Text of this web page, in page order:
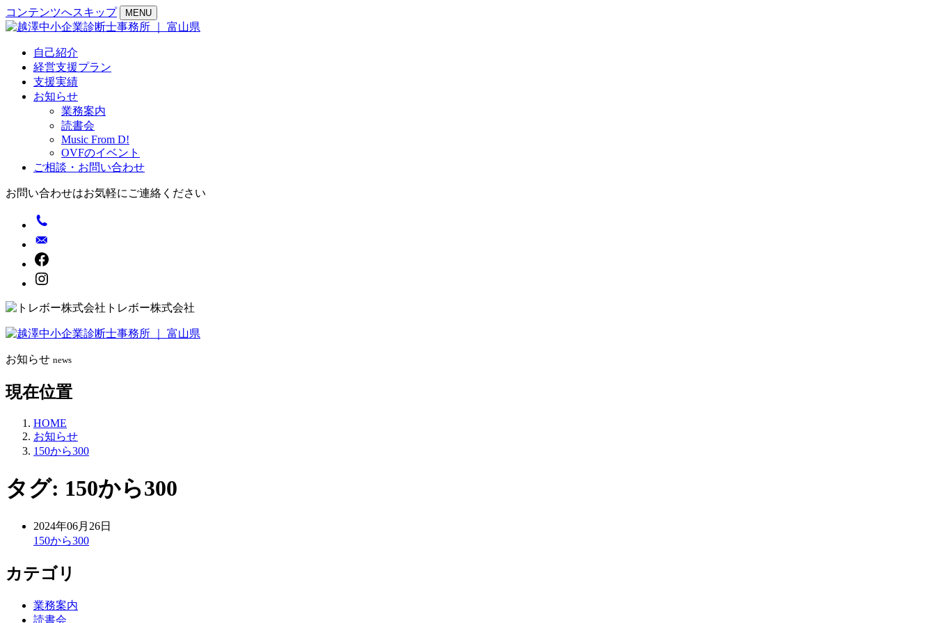
コンテンツへスキップ MENU
自己紹介
経営支援プラン
支援実績
お知らせ
業務案内
読書会
Music From D!
OVFのイベント
ご相談・お問い合わせ
お問い合わせはお気軽にご連絡ください
トレボー株式会社
お知らせ news
現在位置
HOME
お知らせ
150から300
タグ: 150から300
2024年06月26日
150から300
カテゴリ
業務案内
読書会